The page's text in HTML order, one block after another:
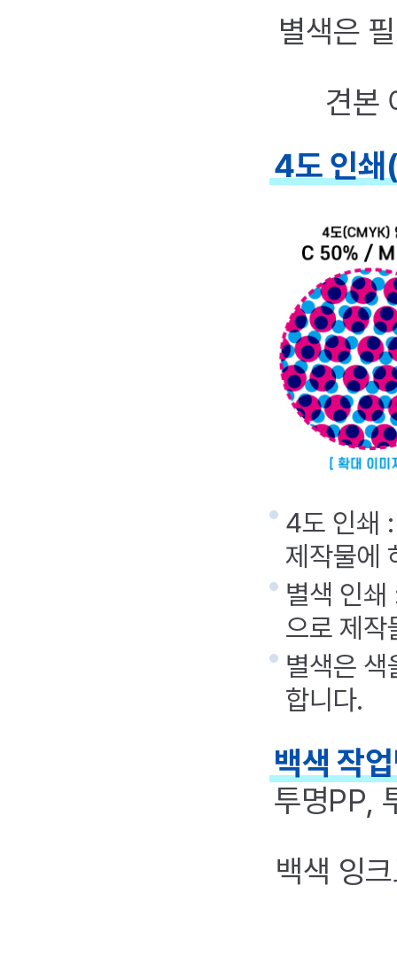
별색은
견본
4도 인
4도 인쇄
제작물에
별색 인
으로 제작
별색은 색
합니다.
백색 작
투명PP,
백색 잉